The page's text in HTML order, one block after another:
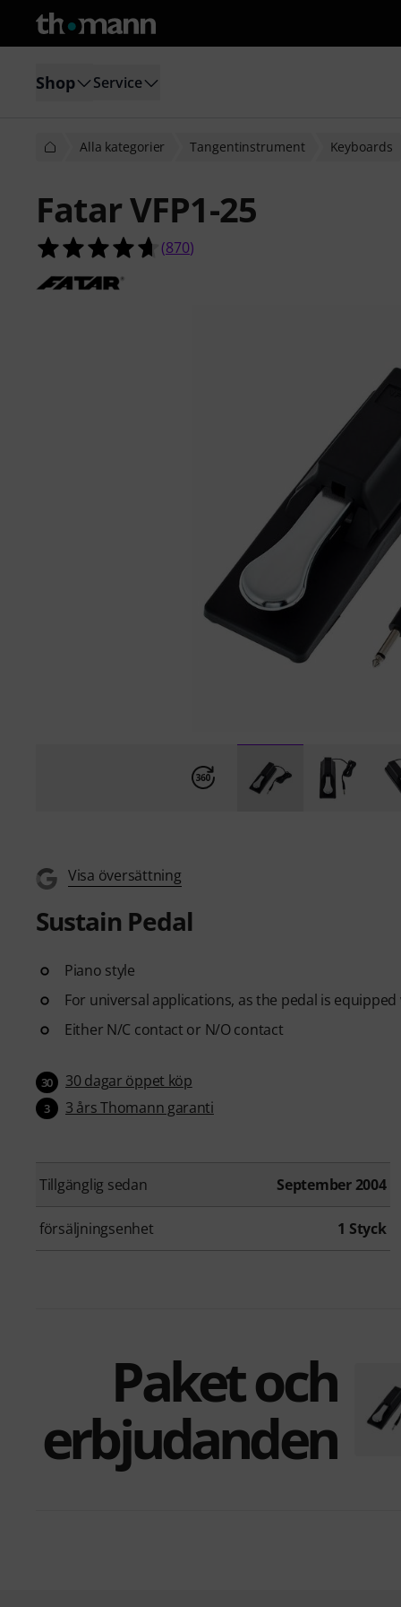
Shop Service
Alla kategorier Tangentinstrument Keyboards
Fatar VFP1-25
4.6 av 5 stjärnor från 870 kundbetyg
(870)
Visa översättning
Sustain Pedal
Piano style
For universal applications, as the pedal is
Either N/C contact or N/O contact
30 30 dagar öppet köp
3 3 års Thomann garanti
Tillgänglig sedan September 2004
försäljningsenhet 1 Styck
Paket och
erbjudanden